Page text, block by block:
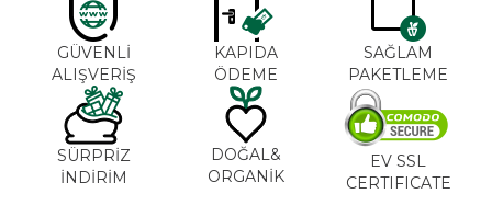
GÜVENLİ
ALIŞVERİŞ
KAPIDA
ÖDEME
SAĞLAM
PAKETLEME
SÜRPRİZ
İNDİRİM
DOĞAL&
ORGANİK
EV SSL
CERTIFICATE